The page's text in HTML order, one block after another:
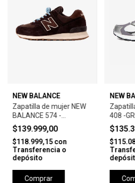
NEW BALANCE
Zapatilla de mujer NEW
BALANCE 574 -
MARRON/BEIGE
$139.999,00
$118.999,15con
Transferencia o
depósito
Comprar
NEW
408 -